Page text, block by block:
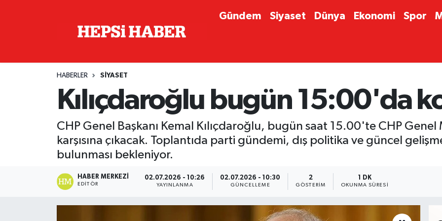
Gündem Siyaset Dünya Ekonomi Spor
HABERLER SIYASET
Kılıçdaroğlu bugün 15:00'da
CHP Genel Başkanı Kemal Kılıçdaroğlu, bugün saat 15.00'te CHP
karşısına çıkacak. Toplantıda parti gündemi, dış politika ve güncel
bulunması bekleniyor.
HABER MERKEZI
EDITÖR
02.07.2026 - 10:26
YAYINLANMA
02.07.2026 - 10:30
GÜNCELLEME
2
GÖSTERIM
1 DK
OKUNMA SÜRESI
Biyografi
İstanbul Nöbetçi Eczaneler
İstanbul Hava Durumu
İzmir Namaz Vakitleri
İstanbul Trafik Yoğunluk Haritası
Süper Lig Puan Durumu ve Fikstür
Son Dakika Haberleri